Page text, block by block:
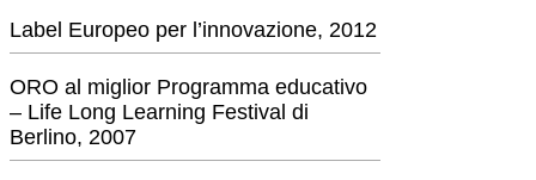
Label Europeo per l’innovazione, 2012
ORO al miglior Programma educativo
– Life Long Learning Festival di
Berlino, 2007